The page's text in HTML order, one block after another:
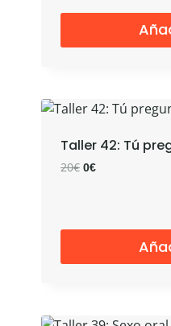
era:es:
Taller 42: Tú
20€ El
20€.
0€El
0€.